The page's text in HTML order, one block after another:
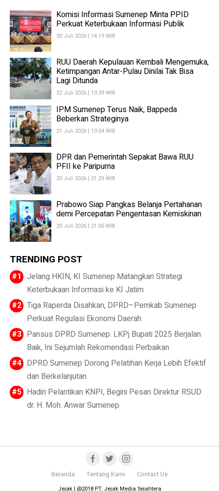
Komisi Informasi Sumenep Minta PPID
Perkuat Keterbukaan Informasi Publik
30 Juli 2026 | 14:19 WIB
RUU Daerah Kepulauan Kembali Mengemuka,
Ketimpangan Antar-Pulau Dinilai Tak Bisa
Lagi Ditunda
22 Juli 2026 | 13:39 WIB
IPM Sumenep Terus Naik, Bappeda
Beberkan Strateginya
21 Juli 2026 | 13:54 WIB
DPR dan Pemerintah Sepakat Bawa RUU
PFII ke Paripurna
20 Juli 2026 | 21:29 WIB
Prabowo Siap Pangkas Belanja Pertahanan
demi Percepatan Pengentasan Kemiskinan
20 Juli 2026 | 21:05 WIB
TRENDING POST
Jelang HKIN, KI Sumenep Matangkan Strategi
Keterbukaan Informasi ke KI Jatim
Tiga Raperda Disahkan, DPRD–Pemkab Sumenep
Perkuat Regulasi Ekonomi Daerah
Pansus DPRD Sumenep: LKPj Bupati 2025 Berjalan
Baik, Ini Sejumlah Rekomendasi Perbaikan
DPRD Sumenep Dorong Pelatihan Kerja Lebih Efektif
dan Berkelanjutan
Hadiri Pelantikan KNPI, Begini Pesan Direktur RSUD
dr. H. Moh. Anwar Sumenep
Beranda Tentang Kami Contact Us
Jejak | @2018 PT. Jejak Media Sejahtera